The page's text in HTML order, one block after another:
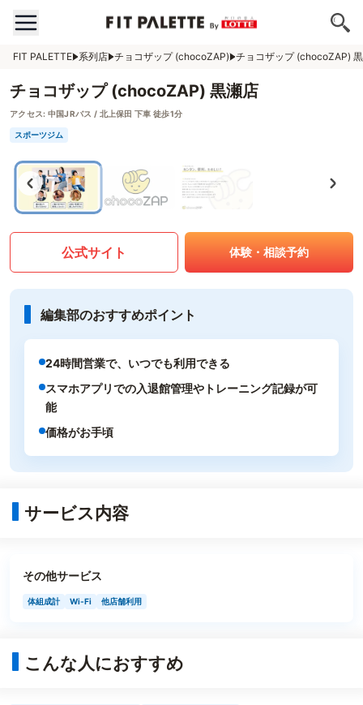
FIT PALETTE 系列店 チョコザップ (chocoZAP) チョコザップ (chocoZAP)
チョコザップ (chocoZAP) 黒瀬店
アクセス: 中国JRバス / 北上保田 下車 徒歩1分
スポーツジム
公式サイト 体験・相談予約
編集部のおすすめポイント
24時間営業で、いつでも利用できる
スマホアプリでの入退館管理やトレーニング記録が可
能
価格がお手頃
サービス内容
その他サービス
体組成計 Wi-Fi 他店舗利用
こんな人におすすめ